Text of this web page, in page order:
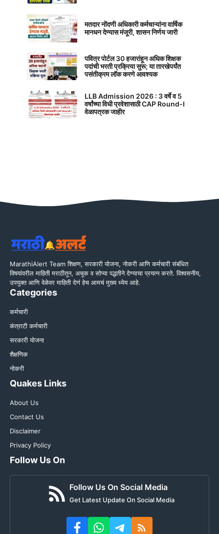
मतदार नोंदणी अधिकारी कर्मचाऱ्यांना वार्षिक
मानधन देण्यास मंजूरी, शासन निर्णय जारी
पवित्र पोर्टल 30 हजारांहून अधिक शिक्षक
पदांची भरती प्रक्रिया सुरू; या तारखेपर्यंत
पसंतीक्रम लॉक करणे आवश्यक
LLB Admission 2026 : 3 वर्षे व 5
वर्षांच्या विधी प्रवेशासाठी CAP Round-I
वेळापत्रक जाहीर
MarathiAlert Team शिक्षण, सरकारी योजना, नोकरी आणि कर्मचारी संबंधित
विषयांवरील माहिती मराठीतून, अचूक व सोप्या पद्धतीने देण्याचा प्रयत्न करते. विश्वसनीय,
उपयुक्त आणि वेळेवर माहिती देणं हेच आमचं मुख्य ध्येय आहे.
Categories
कर्मचारी
कंत्राटी कर्मचारी
सरकारी योजना
शैक्षणिक
नोकरी
Quakes Links
About Us
Contact Us
Disclaimer
Privacy Policy
Follow Us On
Follow Us On Social Media
Get Latest Update On Social Media